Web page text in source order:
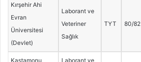
Kırşehir Ahi
Evran
Üniversitesi
(Devlet)
Laborant ve
Veteriner
Sağlık
TYT 80/82
Kastamonu Laborant ve